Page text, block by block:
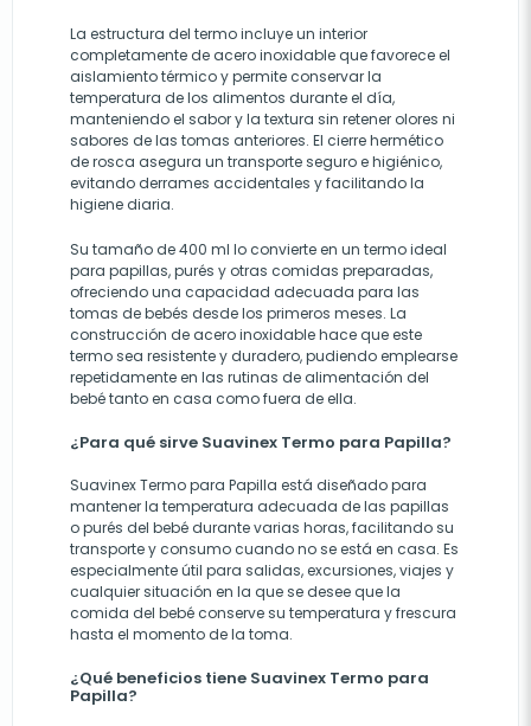
La estructura del termo incluye un interior
completamente de acero inoxidable que favorece el
aislamiento térmico y permite conservar la
temperatura de los alimentos durante el día,
manteniendo el sabor y la textura sin retener olores ni
sabores de las tomas anteriores. El cierre hermético
de rosca asegura un transporte seguro e higiénico,
evitando derrames accidentales y facilitando la
higiene diaria.
Su tamaño de 400 ml lo convierte en un termo ideal
para papillas, purés y otras comidas preparadas,
ofreciendo una capacidad adecuada para las
tomas de bebés desde los primeros meses. La
construcción de acero inoxidable hace que este
termo sea resistente y duradero, pudiendo emplearse
repetidamente en las rutinas de alimentación del
bebé tanto en casa como fuera de ella.
¿Para qué sirve Suavinex Termo para Papilla?
Suavinex Termo para Papilla está diseñado para
mantener la temperatura adecuada de las papillas
o purés del bebé durante varias horas, facilitando su
transporte y consumo cuando no se está en casa. Es
especialmente útil para salidas, excursiones, viajes y
cualquier situación en la que se desee que la
comida del bebé conserve su temperatura y frescura
hasta el momento de la toma.
¿Qué beneficios tiene Suavinex Termo para
Papilla?